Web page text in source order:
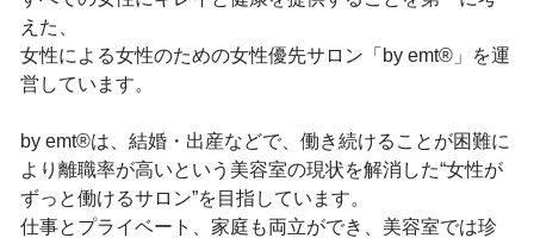
えた、
女性による女性のための女性優先サロン「by emt®」を運
営しています。
by emt®は、結婚・出産などで、働き続けることが困難に
より離職率が高いという美容室の現状を解消した“女性が
ずっと働けるサロン”を目指しています。
仕事とプライベート、家庭も両立ができ、美容室では珍